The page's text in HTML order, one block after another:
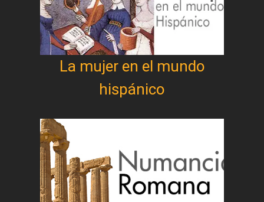
La mujer en el mundo
hispánico